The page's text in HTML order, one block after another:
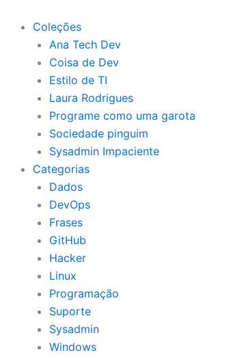
para
conteúdo
Coleções
Ana Tech Dev
Coisa de Dev
Estilo de TI
Laura Rodrigues
Programe como uma garota
Sociedade pinguim
Sysadmin Impaciente
Categorias
Dados
DevOps
Frases
GitHub
Hacker
Linux
Programação
Suporte
Sysadmin
Windows